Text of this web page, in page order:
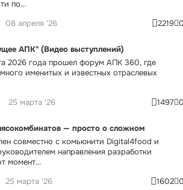
по...
08 апреля '26 2219
АПК" (Видео выступлений)
2026 года прошел форум АПК 360, где
именитых и известных отраслевых
25 марта '26 1497
— просто о сложном
совместно с комьюнити Digital4food и
направления разработки
момент...
25 марта '26 1602